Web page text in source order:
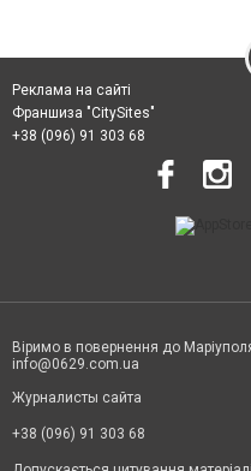
Реклама на сайті
Франшиза "CitySites"
+38 (096) 91 303 68
Віримо в повернення до
info@0629.com.ua
Журналисты сайта
+38 (096) 91 303 68